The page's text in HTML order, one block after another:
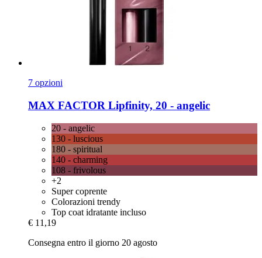
7 opzioni
MAX FACTOR Lipfinity, 20 -​ angelic
20 - angelic
130 - luscious
180 - spiritual
140 - charming
108 - frivolous
+2
Super coprente
Colorazioni trendy
Top coat idratante incluso
€ 11,19
Consegna entro il giorno 20 agosto